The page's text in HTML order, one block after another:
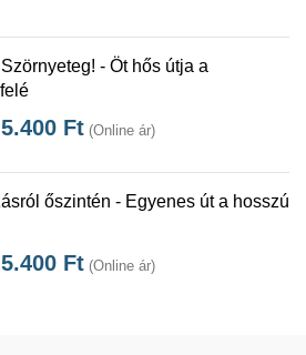
- Öt hős útja a
5.400 Ft (Online ár)
őszintén - Egyenes út a hosszú
5.400 Ft (Online ár)